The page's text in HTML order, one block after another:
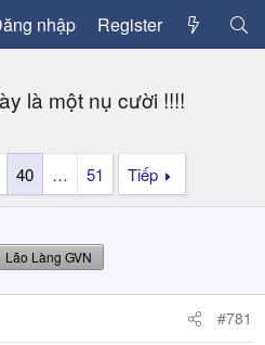
nhập Register
là một nụ cười !!!!
40 … 51 Tiếp
Lão Làng GVN
#781